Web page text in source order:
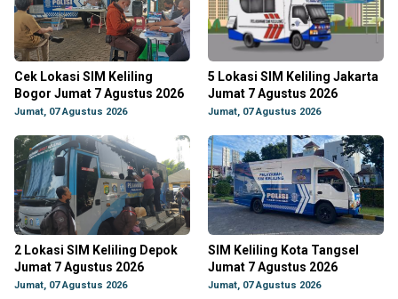
Cek Lokasi SIM Keliling
Bogor Jumat 7 Agustus 2026
Jumat, 07 Agustus 2026
5 Lokasi SIM Keliling Jakarta
Jumat 7 Agustus 2026
Jumat, 07 Agustus 2026
2 Lokasi SIM Keliling Depok
Jumat 7 Agustus 2026
Jumat, 07 Agustus 2026
SIM Keliling Kota Tangsel
Jumat 7 Agustus 2026
Jumat, 07 Agustus 2026